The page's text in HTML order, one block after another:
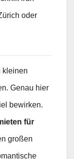
oder
kleinen
Genau hier
bewirken.
für
großen